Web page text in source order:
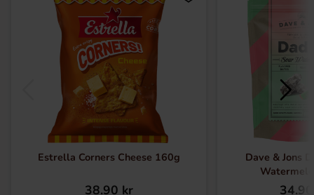
Estrella Corners Cheese 160g
38.90 kr
Dave & Jons